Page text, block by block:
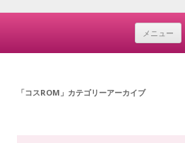
メニュー
Skip
「コスROM 」カテゴリーアーカイブ